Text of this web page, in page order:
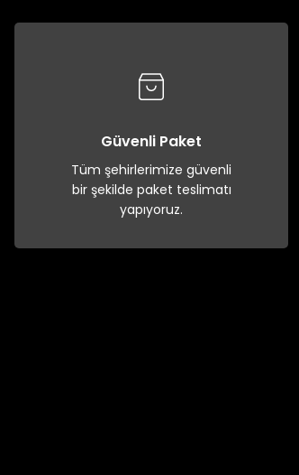
Güvenli Paket
Tüm şehirlerimize güvenli
bir şekilde paket teslimatı
yapıyoruz.